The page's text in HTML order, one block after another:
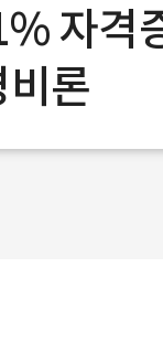
자격
론